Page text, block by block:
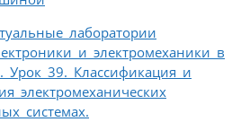
лаборатории
и электромеханики в
Урок 39. Классификация и
электромеханических
системах.